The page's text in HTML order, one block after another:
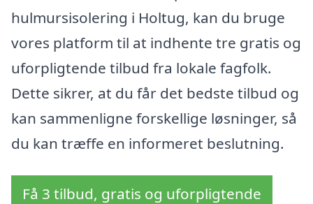
hulmursisolering i Holtug, kan du bruge
vores platform til at indhente tre gratis og
uforpligtende tilbud fra lokale fagfolk.
Dette sikrer, at du får det bedste tilbud og
kan sammenligne forskellige løsninger, så
du kan træffe en informeret beslutning.
Få 3 tilbud, gratis og uforpligtende